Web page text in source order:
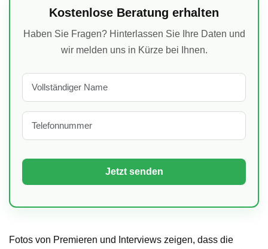
Kostenlose Beratung erhalten
Haben Sie Fragen? Hinterlassen Sie Ihre Daten und
wir melden uns in Kürze bei Ihnen.
Fotos von Premieren und Interviews zeigen, dass die